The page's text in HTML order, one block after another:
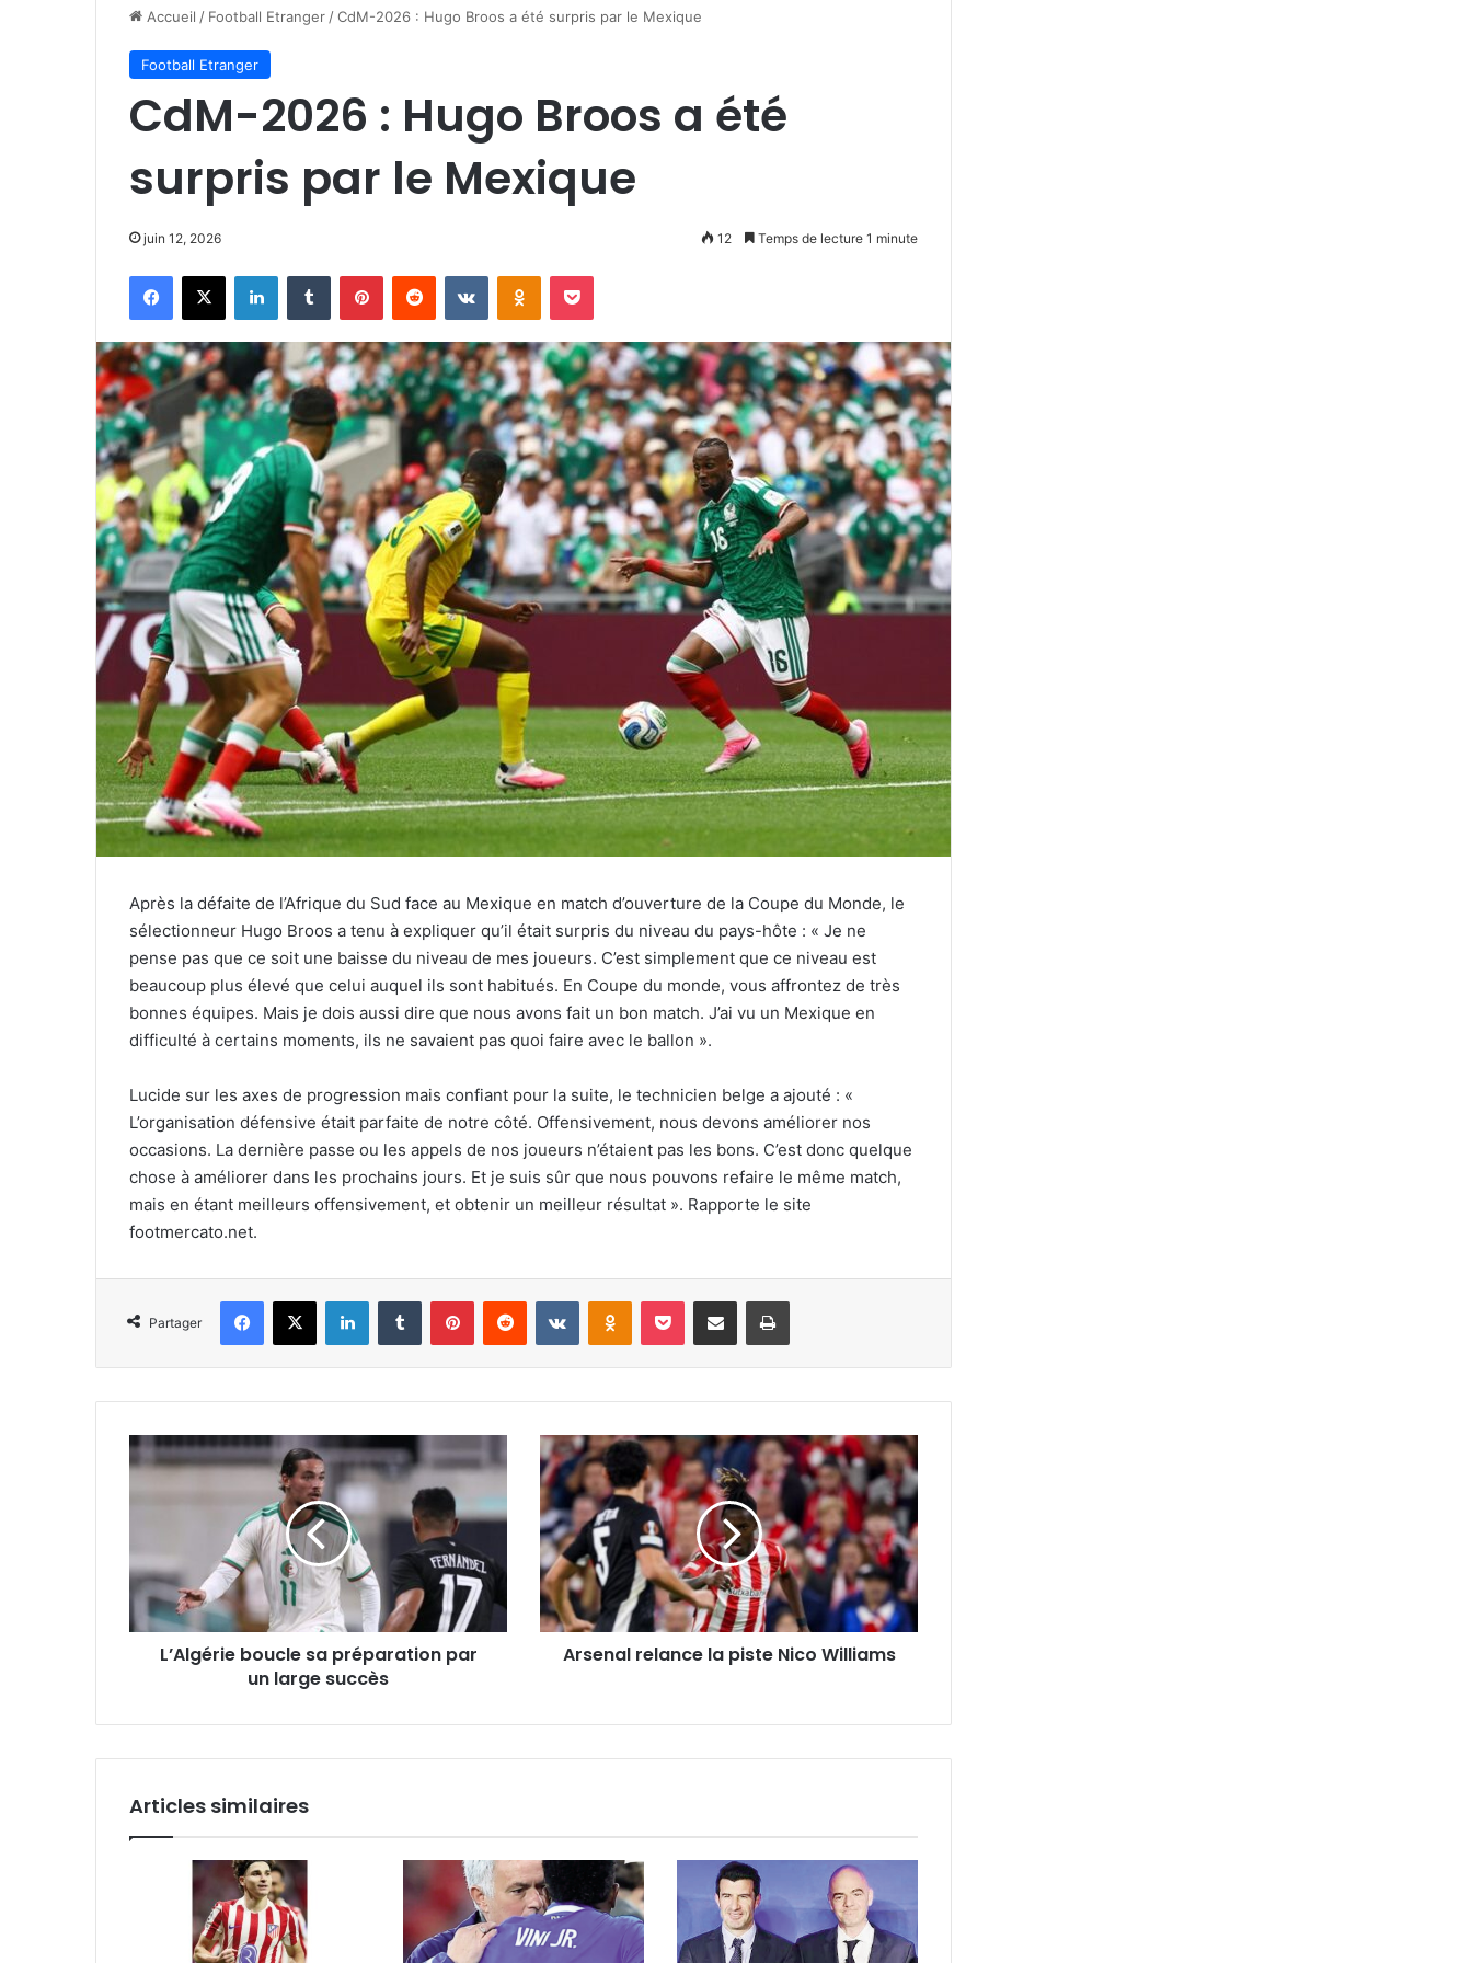
Accueil / Football Etranger /CdM-2026 : Hugo Broos a été surpris par le Mexique
Football Etranger
CdM-2026 : Hugo Broos a été
surpris par le Mexique
juin 12, 2026 12 Temps de lecture 1 minute
Facebook
X LinkedinTumblr PinterestReddit VKontakteOdnoklassniki
Pocket
Après la défaite de l’Afrique du Sud face au Mexique en match d’ouverture de la Coupe du Monde, le
sélectionneur Hugo Broos a tenu à expliquer qu’il était surpris du niveau du pays-hôte : « Je ne
pense pas que ce soit une baisse du niveau de mes joueurs. C’est simplement que ce niveau est
beaucoup plus élevé que celui auquel ils sont habitués. En Coupe du monde, vous affrontez de très
bonnes équipes. Mais je dois aussi dire que nous avons fait un bon match. J’ai vu un Mexique en
difficulté à certains moments, ils ne savaient pas quoi faire avec le ballon ».
Lucide sur les axes de progression mais confiant pour la suite, le technicien belge a ajouté : «
L’organisation défensive était parfaite de notre côté. Offensivement, nous devons améliorer nos
occasions. La dernière passe ou les appels de nos joueurs n’étaient pas les bons. C’est donc quelque
chose à améliorer dans les prochains jours. Et je suis sûr que nous pouvons refaire le même match,
mais en étant meilleurs offensivement, et obtenir un meilleur résultat ». Rapporte le site
footmercato.net.
Partager
Facebook
X LinkedinTumblr PinterestReddit VKontakteOdnoklassniki
Pocket Partager par email Imprimer
L’Algérie
boucle
large
succès
L’Algérie boucle sa préparation par
un large succès
Arsenal
relance
la
piste
Nico
Williams
Arsenal relance la piste Nico Williams
Articles similaires